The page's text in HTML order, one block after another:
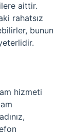
aittir.
rahatsız
bunun
hizmeti